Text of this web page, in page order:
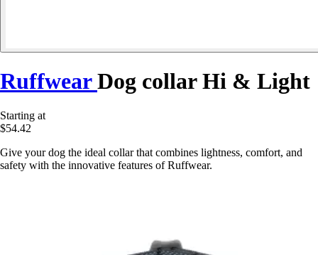
RuffwearDog collar Hi & Light
Starting at
$54.42
Give your dog the ideal collar that combines lightness, comfort, and
safety with the innovative features of Ruffwear.